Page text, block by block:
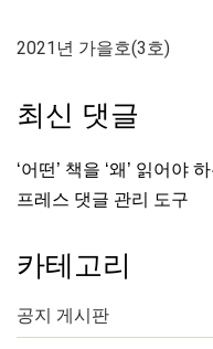
2021년 가을호(3호)
최신 댓글
‘어떤’ 책을 ‘왜’ 읽어야
프레스 댓글 관리 도구
카테고리
공지 게시판